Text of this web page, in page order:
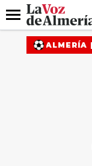
DESTACADO
Menú